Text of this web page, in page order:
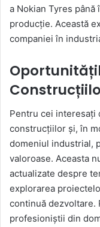
a Nokian Tyres
producție. Această
companiei în
Pentru cei interesați
construcțiilor și, în
domeniul industrial,
valoroase. Aceasta
actualizate despre
explorarea
continuă dezvoltare.
profesioniștii din